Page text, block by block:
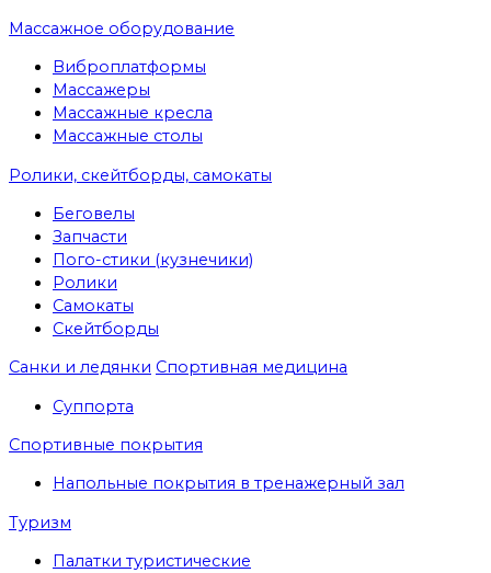
Массажное оборудование
Виброплатформы
Массажеры
Массажные кресла
Массажные столы
Ролики, скейтборды, самокаты
Беговелы
Запчасти
Пого-стики (кузнечики)
Ролики
Самокаты
Скейтборды
Санки и ледянки Спортивная медицина
Суппорта
Спортивные покрытия
Напольные покрытия в тренажерный зал
Туризм
Палатки туристические